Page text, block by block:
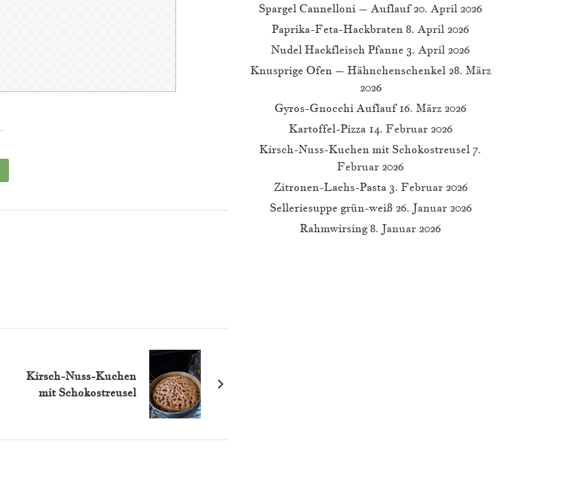
Kirsch-Nuss-Kuchen
mit Schokostreusel
Spargel Cannelloni – Auflauf 20. April 2026
Paprika-Feta-Hackbraten 8. April 2026
Nudel Hackfleisch Pfanne 3. April 2026
Knusprige Ofen – Hähnchenschenkel 28. März
2026
Gyros-Gnocchi Auflauf 16. März 2026
Kartoffel-Pizza 14. Februar 2026
Kirsch-Nuss-Kuchen mit Schokostreusel 7.
Februar 2026
Zitronen-Lachs-Pasta 3. Februar 2026
Selleriesuppe grün-weiß 26. Januar 2026
Rahmwirsing 8. Januar 2026